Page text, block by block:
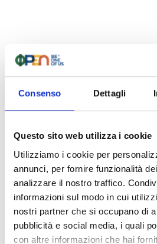
Consenso Dettagli
Questo sito web utilizza i cookie
Utilizziamo i cookie per
annunci, per fornire funzionalità
analizzare il nostro traffico.
informazioni sul modo in cui
nostri partner che si occupano di
pubblicità e social media, i quali
con altre informazioni che hai